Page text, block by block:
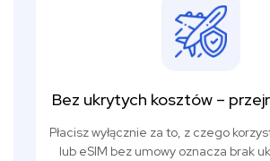
Bez ukrytych kosztów –
Płacisz wyłącznie za to, z czego
lub eSIM bez umowy oznacza brak